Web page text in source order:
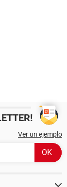
Ver un ejemplo